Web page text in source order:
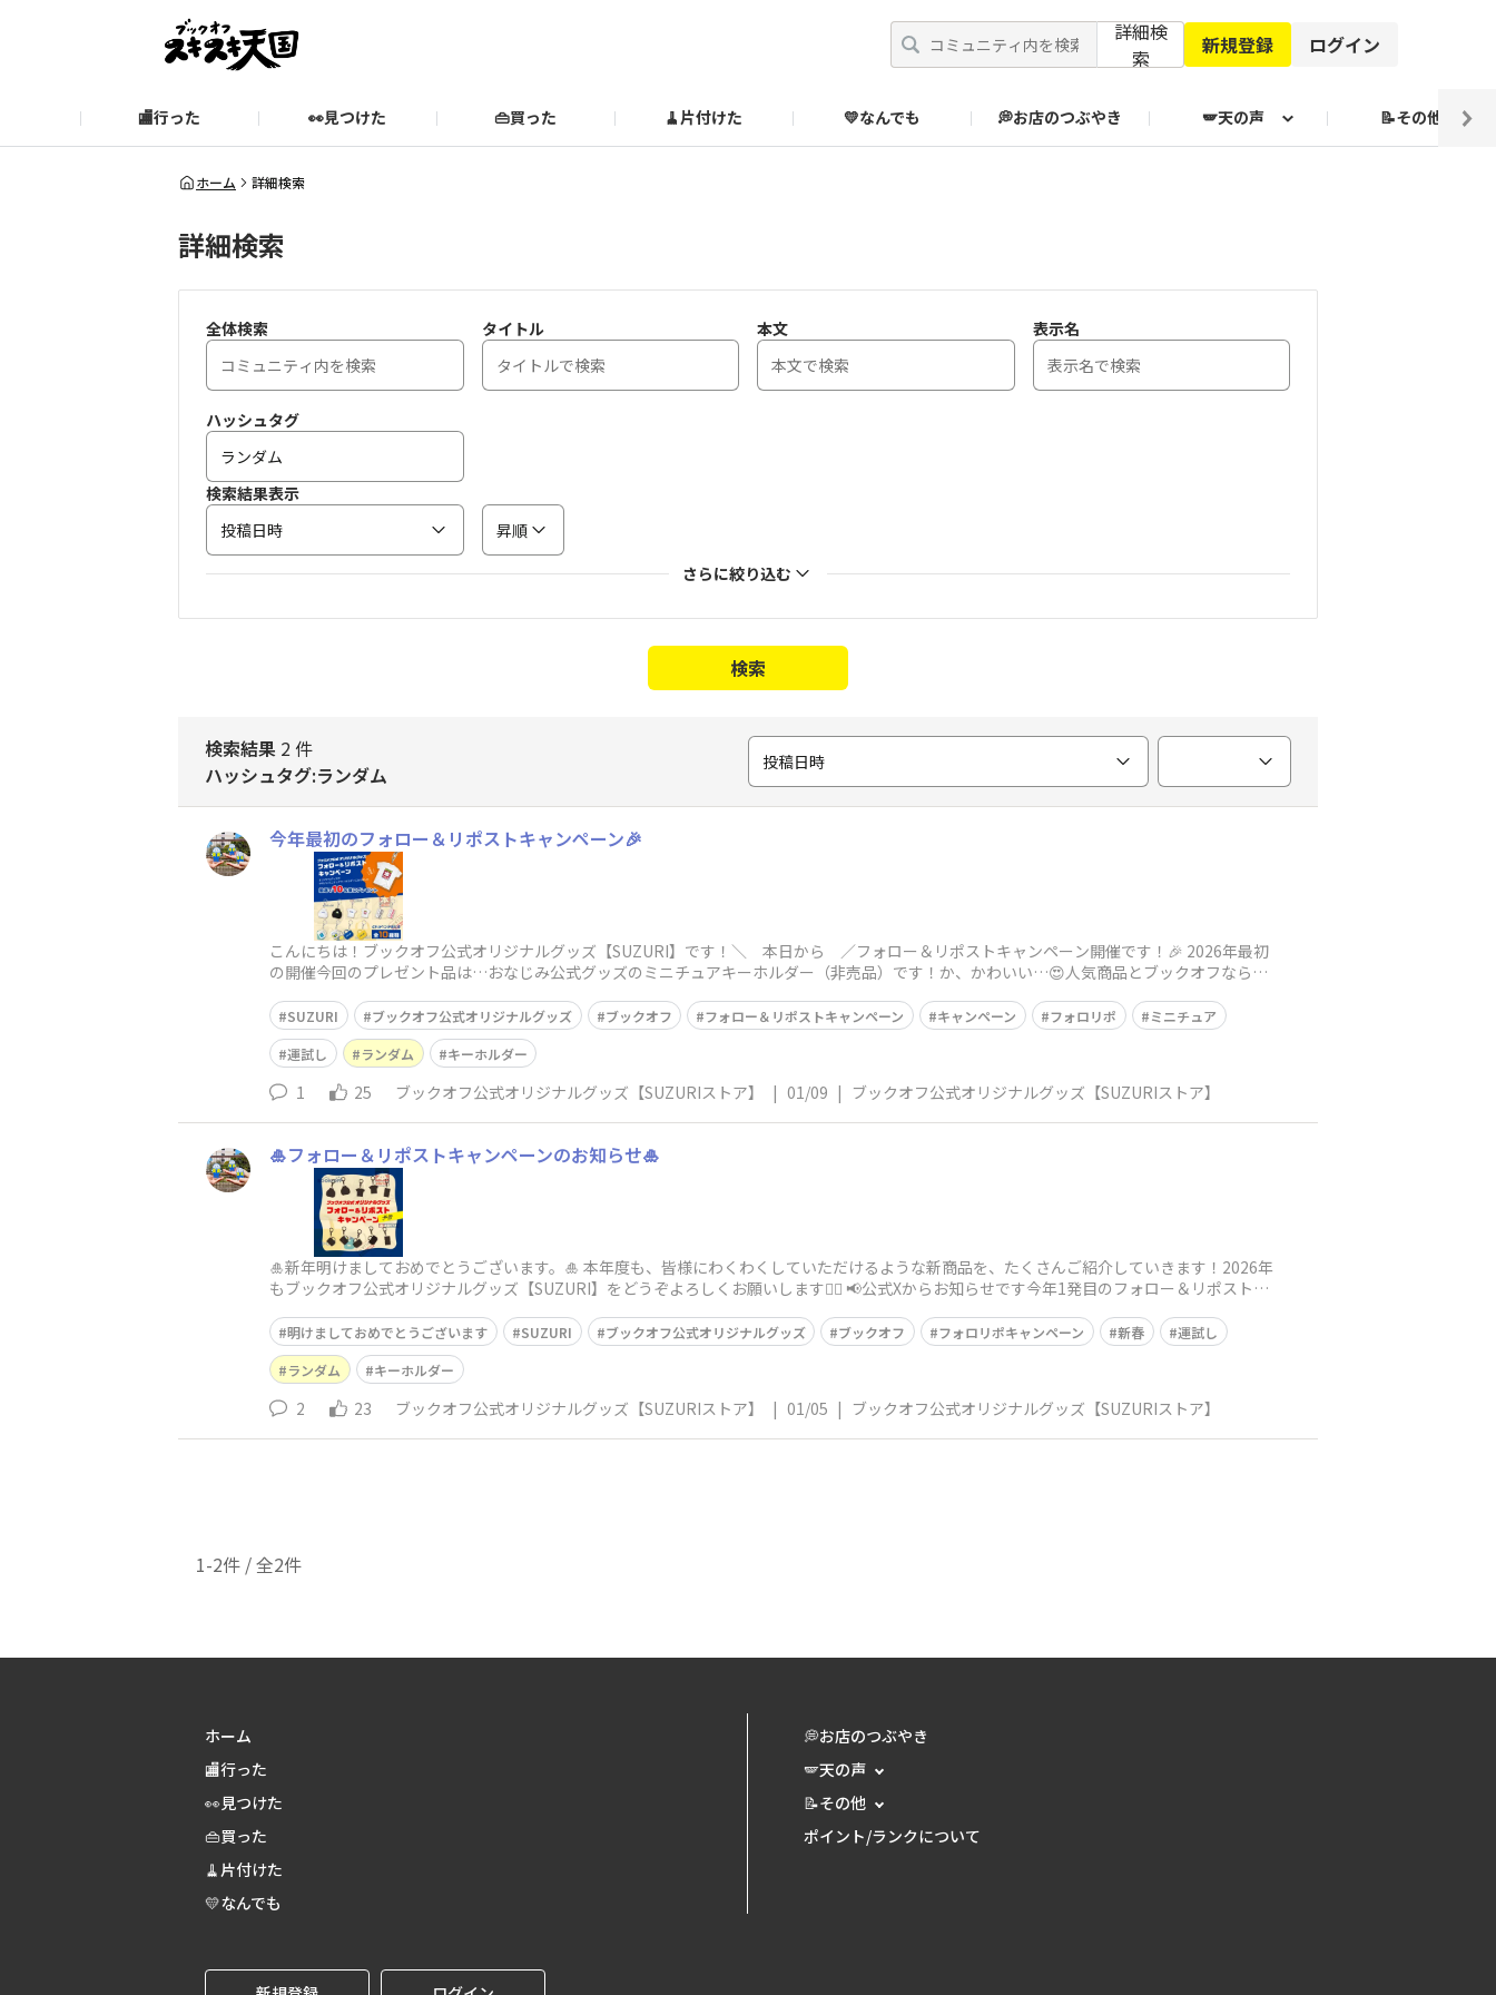
詳細検
索
新規登録 ログイン
🏬行った 👀見つけた 👜買った 🧹片付けた 💛なんでも 💭お店のつぶやき 🪽天の声
お知らせ 期間限定企画【みんなでお題】
📝その他
ブックオフ公式サイト
スキスキ天国に関するお問い合わせ
ホーム 詳細検索
詳細検索
全体検索 タイトル 本文 表示名
ハッシュタグ
検索結果表示
投稿日時
昇順
さらに絞り込む
検索
検索結果 2 件
ハッシュタグ:ランダム
投稿日時
今年最初のフォロー＆リポストキャンペーン🎉
こんにちは！ブックオフ公式オリジナルグッズ【SUZURI】です！＼ 本日から ／フォロー＆リポストキャンペーン開催です！🎉 2026年最初
の開催今回のプレゼント品は…おなじみ公式グッズのミニチュアキーホルダー（非売品）です！か、かわいい…😍人気商品とブックオフならで
SUZURI ブックオフ公式オリジナルグッズ ブックオフ フォロー＆リポストキャンペーン キャンペーン フォロリポ
ミニチュア
運試し
ランダム キーホルダー
1 25 ブックオフ公式オリジナルグッズ【SUZURIストア】 | 01/09 | ブックオフ公式オリジナルグッズ【SUZURIストア】
🎍フォロー＆リポストキャンペーンのお知らせ🎍
🎍新年明けましておめでとうございます。🎍 本年度も、皆様にわくわくしていただけるような新商品を、たくさんご紹介していきます！2026年
もブックオフ公式オリジナルグッズ【SUZURI】をどうぞよろしくお願いします🙇‍♀️ 📢公式Xからお知らせです今年1発目のフォロー＆リポストキ
明けましておめでとうございます SUZURI ブックオフ公式オリジナルグッズ ブックオフ フォロリポキャンペーン 新春
運試し
ランダム
キーホルダー
2 23 ブックオフ公式オリジナルグッズ【SUZURIストア】 | 01/05 | ブックオフ公式オリジナルグッズ【SUZURIストア】
1-2件 / 全2件
ホーム
🏬行った
👀見つけた
👜買った
🧹片付けた
💛なんでも
💭お店のつぶやき
🪽天の声
📝その他
ポイント/ランクについて